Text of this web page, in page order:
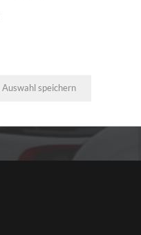
Auswahl speichern